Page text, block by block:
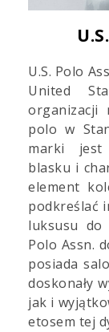
U.S. Polo
United
organizacji
polo w
marki jest
blasku i
element
podkreślać
luksusu do
Polo Assn.
posiada
doskonały
jak i
etosem tej